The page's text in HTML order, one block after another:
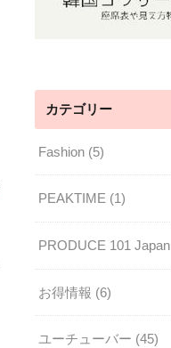
カテゴリー
Fashion (5)
PEAKTIME (1)
PRODUCE 101 Japan
お得情報 (6)
ユーチューバー (45)